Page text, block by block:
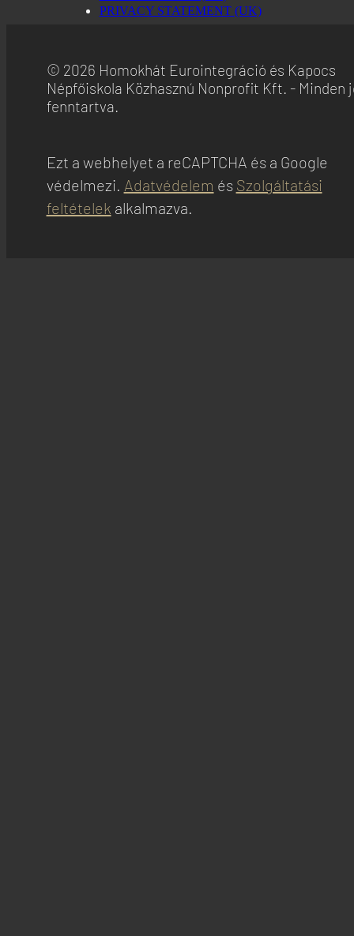
PRIVACY STATEMENT (UK)
© 2026 Homokhát Eurointegráció és Kapocs
Népfőiskola Közhasznú Nonprofit Kft. - Minden
fenntartva.
Ezt a webhelyet a reCAPTCHA és a Google
védelmezi. Adatvédelem és Szolgáltatási
feltételek alkalmazva.